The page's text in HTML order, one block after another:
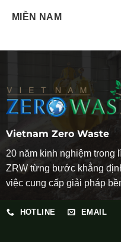
MIỀN NAM
Vietnam Zero Waste
20 năm kinh nghiệm
ZRW từng bước khẳng
việc cung cấp giải pháp
HOTLINE EMAIL